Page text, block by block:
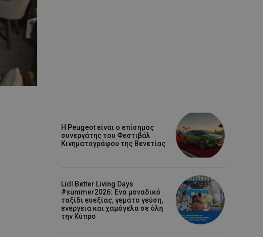
Η Peugeot είναι ο επίσημος
συνεργάτης του Φεστιβάλ
Κινηματογράφου της Βενετίας
Lidl Better Living Days
#summer2026: Ένα μοναδικό
ταξίδι ευεξίας, γεμάτο γεύση,
ενέργεια και χαμόγελα σε όλη
την Κύπρο